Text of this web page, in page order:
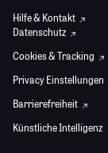
Hilfe & Kontakt
Datenschutz
Cookies & Tracking
Privacy Einstellungen
Barrierefreiheit
Künstliche Intelligenz